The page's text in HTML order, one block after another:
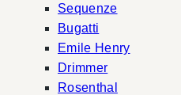
Sequenze
Bugatti
Emile Henry
Drimmer
Rosenthal